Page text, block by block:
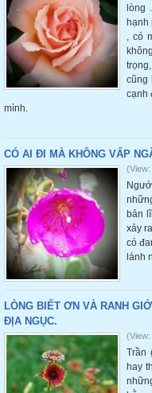
lòng
hạnh
, có
cũng
cạnh
mình.
CÓ AI ĐI MÀ KHÔNG VẤP
(View:
bản
xảy
có
lánh
LÒNG BIẾT ƠN VÀ RANH
ĐỊA NGỤC.
(View:
Trần
hay